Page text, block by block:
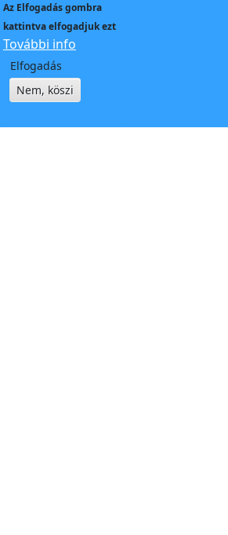
Az Elfogadásgombra
kattintva elfogadjuk ezt
További info
Elfogadás
Nem, köszi